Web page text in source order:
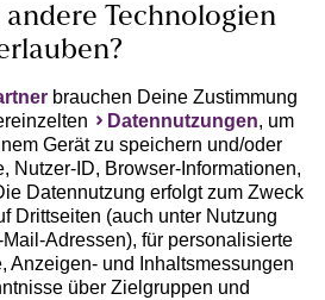
Technologien
brauchen Deine Zustimmung
Datennutzungen, um
Gerät zu speichern und/oder
Nutzer-ID, Browser-Informationen,
Datennutzung erfolgt zum Zweck
Drittseiten (auch unter Nutzung
Adressen), für personalisierte
Anzeigen- und Inhaltsmessungen
über Zielgruppen und